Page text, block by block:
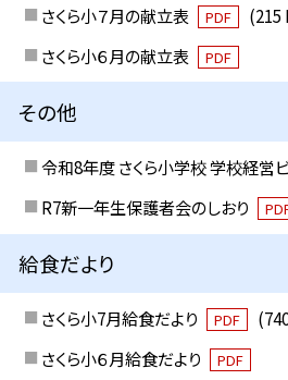
さくら小７月の献立表 PDF
(215
さくら小６月の献立表
PDF
その他
令和8年度 さくら小学校 学校経営
R7新一年生保護者会のしおり
給食だより
さくら小7月給食だより PDF
さくら小６月給食だより
PDF